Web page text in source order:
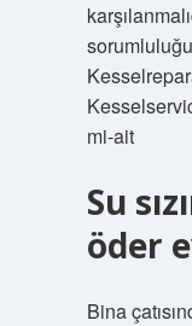
mi-ait
Su
öder
Bina